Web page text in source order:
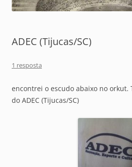
ADEC (Tijucas/SC)
1 resposta
encontrei o escudo abaixo no orkut.
do ADEC (Tijucas/SC)